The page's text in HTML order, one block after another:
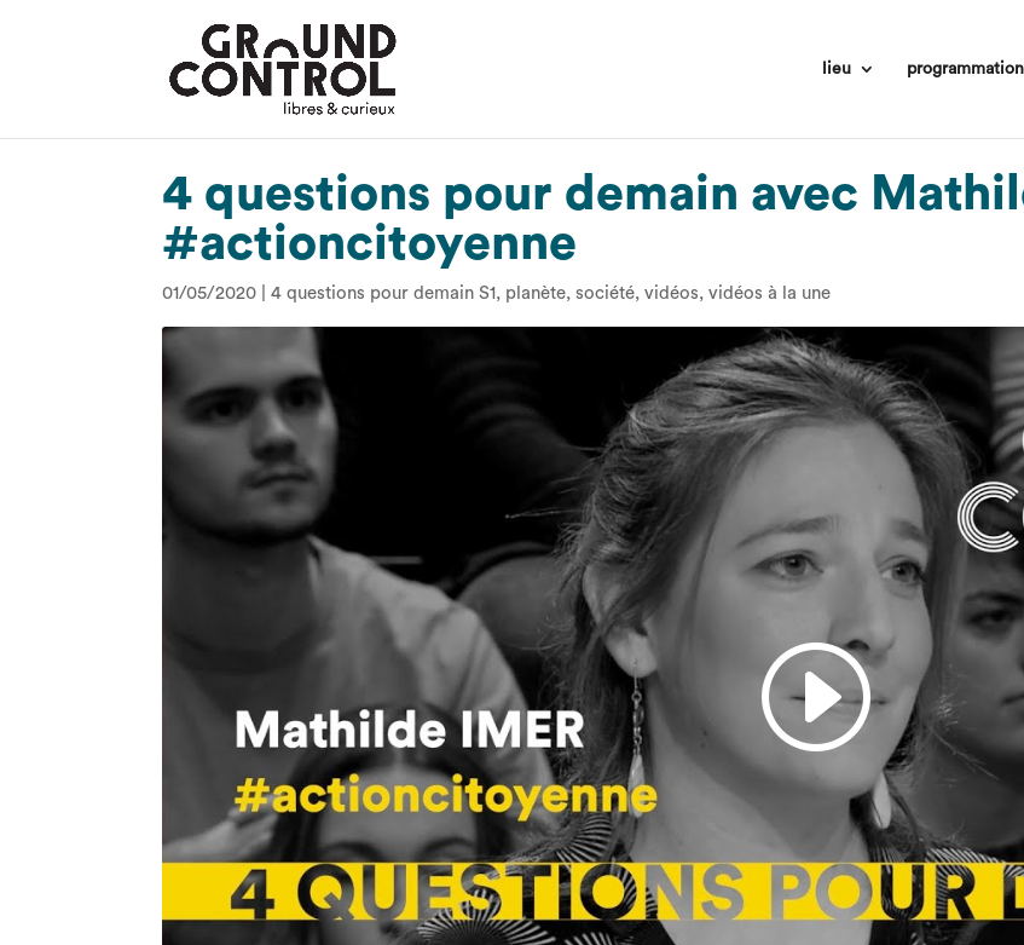
lieu programmation
4 questions pour demain avec
#actioncitoyenne
01/05/2020 |4 questions pour demain S1 , planète,société,vidéos,vidéos à la une